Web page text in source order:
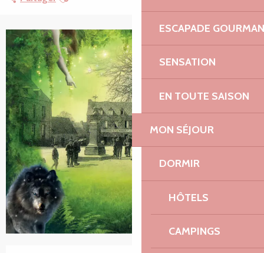
ESCAPADE
SENSATION
EN TOUTE SAISON
MON SÉJOUR
DORMIR
HÔTELS
CAMPINGS